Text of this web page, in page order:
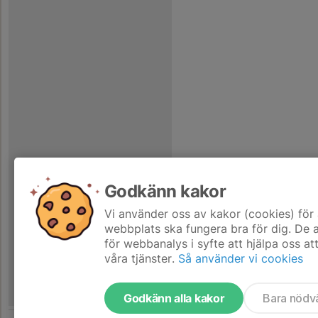
Godkänn kakor
Vi använder oss av kakor (cookies)
webbplats ska fungera bra för dig. De
för webbanalys i syfte att hjälpa oss
våra tjänster. Så använder vi cookies
Godkänn alla kakor Bara